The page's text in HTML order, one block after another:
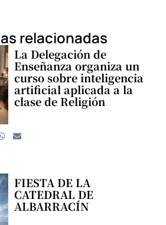
relacionadas
La Delegación de
Enseñanza organiza un
curso sobre inteligencia
artificial aplicada a la
clase de Religión
FIESTA DE LA
CATEDRAL DE
ALBARRACÍN